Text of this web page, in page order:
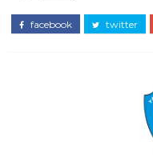
facebook twitter